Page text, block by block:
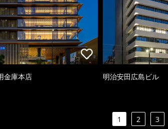
金庫本店 明治安田広島ビル
1 2 3